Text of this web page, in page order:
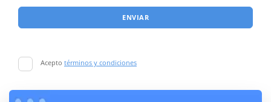
ENVIAR
Acepto términos y condiciones